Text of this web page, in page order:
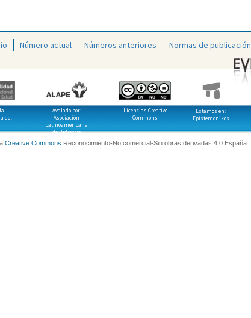
Número actual Números anteriores Normas de publicación
del
Avalado por:
Asociación
Latinoamericana
de Pediatría
Licencias Creative
Commons
Estamos en:
Epistemonikos
Creative Commons Reconocimiento-No comercial-Sin obras derivadas 4.0 España